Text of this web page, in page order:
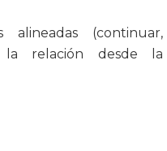
alineadas (continuar,
relación desde la